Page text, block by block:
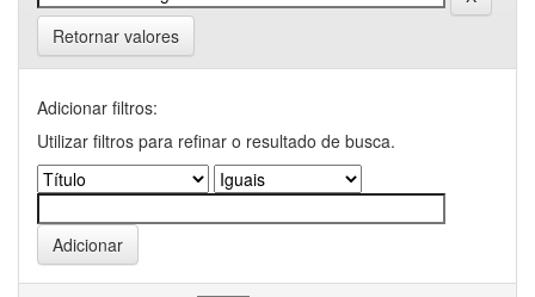
Retornar valores
Adicionar filtros:
Utilizar filtros para refinar o resultado de busca.